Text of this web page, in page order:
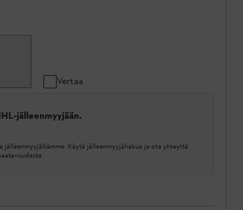
Vertaa
jälleenmyyjään.
Käytä jälleenmyyjähakua ja ota yhteyttä